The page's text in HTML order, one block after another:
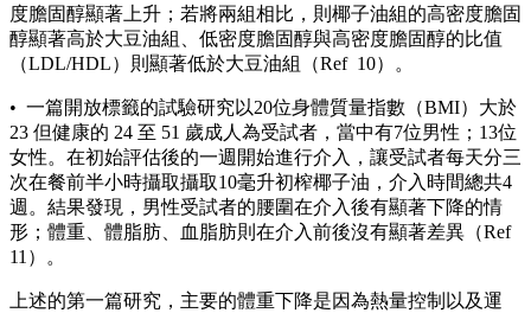
度膽固醇顯著上升；若將兩組相比，則椰子油組的高密度膽固
醇顯著高於大豆油組、低密度膽固醇與高密度膽固醇的比值
（LDL/HDL）則顯著低於大豆油組（Ref 10）。
• 一篇開放標籤的試驗研究以20位身體質量指數（BMI）大於
23 但健康的 24 至 51 歲成人為受試者，當中有7位男性；13位
女性。在初始評估後的一週開始進行介入，讓受試者每天分三
次在餐前半小時攝取攝取10毫升初榨椰子油，介入時間總共4
週。結果發現，男性受試者的腰圍在介入後有顯著下降的情
形；體重、體脂肪、血脂肪則在介入前後沒有顯著差異（Ref
11）。
上述的第一篇研究，主要的體重下降是因為熱量控制以及運